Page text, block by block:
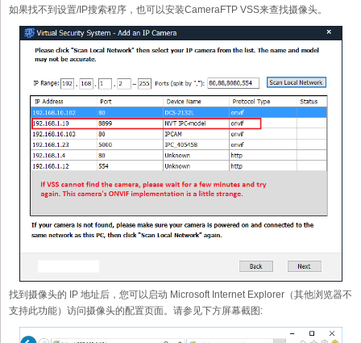
如果找不到设置/IP搜索程序，也可以安装CameraFTP VSS来查找摄像头。
找到摄像头的 IP 地址后，您可以启动 Microsoft Internet Explorer（其他浏览器不
支持此功能）访问摄像头的配置页面。请参见下方屏幕截图: